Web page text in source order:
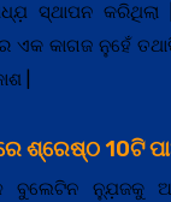
ସ୍ଥାପନ
ଏକ କାଗଜ ନୁହେଁ
|
ଶ୍ରେଷ୍ଠ 10ଟି
ବୁଲେଟିନ ନ୍ଯ଼ୁଜକୁ